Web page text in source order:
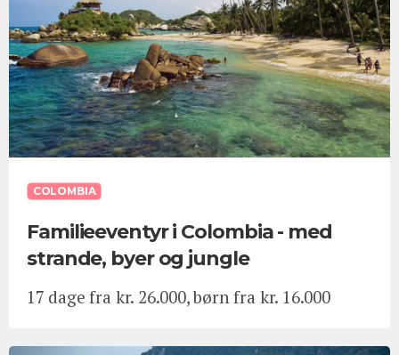
COLOMBIA
Familieeventyr i Colombia - med
strande, byer og jungle
17 dage fra kr. 26.000, børn fra kr. 16.000